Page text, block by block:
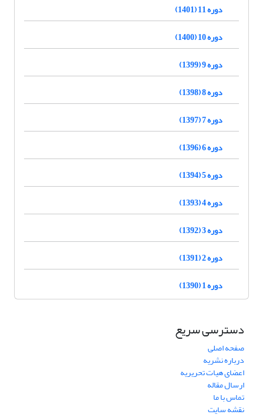
دوره 11 (1401)
دوره 10 (1400)
دوره 9 (1399)
دوره 8 (1398)
دوره 7 (1397)
دوره 6 (1396)
دوره 5 (1394)
دوره 4 (1393)
دوره 3 (1392)
دوره 2 (1391)
دوره 1 (1390)
دسترسی سریع
صفحه اصلی
درباره نشریه
اعضای هیات تحریریه
ارسال مقاله
تماس با ما
نقشه سایت